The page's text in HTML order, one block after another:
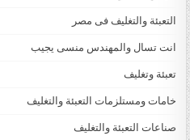
التعبئة والتغليف فى مصر
انت تسال والمهندس منسى يجيب
تعبئة وتغليف
خامات ومستلزمات التعبئة والتغليف
صناعات التعبئة والتغليف